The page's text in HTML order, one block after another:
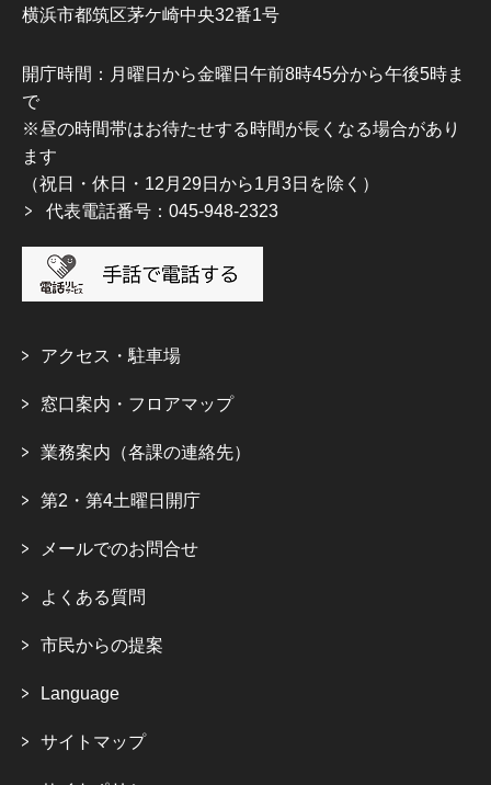
横浜市都筑区茅ケ崎中央32番1号
開庁時間：月曜日から金曜日午前8時45分から午後5時ま
で
※昼の時間帯はお待たせする時間が長くなる場合があり
ます
（祝日・休日・12月29日から1月3日を除く）
代表電話番号：045-948-2323
アクセス・駐車場
窓口案内・フロアマップ
業務案内（各課の連絡先）
第2・第4土曜日開庁
メールでのお問合せ
よくある質問
市民からの提案
Language
サイトマップ